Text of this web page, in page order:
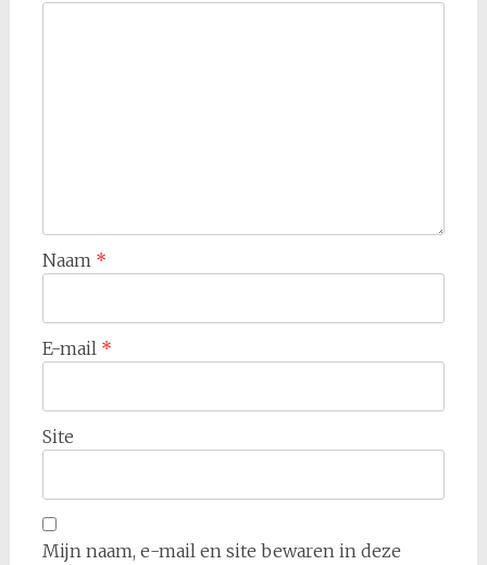
Naam *
E-mail *
Site
Mijn naam, e-mail en site bewaren in deze